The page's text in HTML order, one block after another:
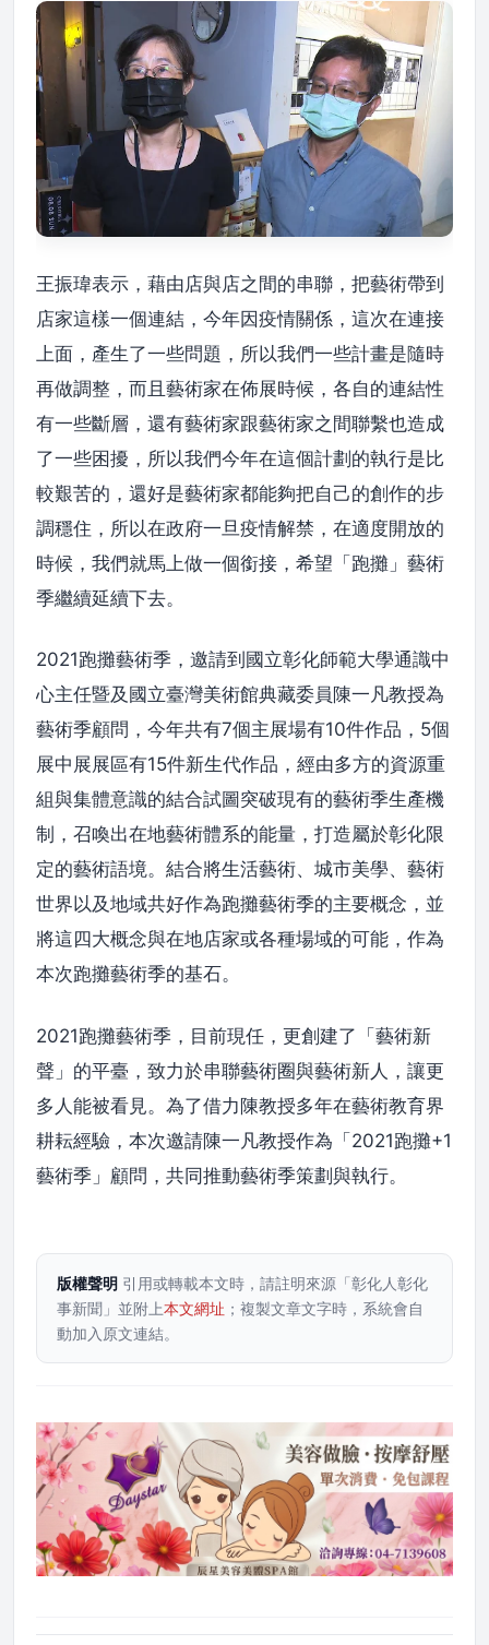
王振瑋表示，藉由店與店之間的串聯，把藝術帶到
店家這樣一個連結，今年因疫情關係，這次在連接
上面，產生了一些問題，所以我們一些計畫是隨時
再做調整，而且藝術家在佈展時候，各自的連結性
有一些斷層，還有藝術家跟藝術家之間聯繫也造成
了一些困擾，所以我們今年在這個計劃的執行是比
較艱苦的，還好是藝術家都能夠把自己的創作的步
調穩住，所以在政府一旦疫情解禁，在適度開放的
時候，我們就馬上做一個銜接，希望「跑攤」藝術
季繼續延續下去。
2021跑攤藝術季，邀請到國立彰化師範大學通識中
心主任暨及國立臺灣美術館典藏委員陳一凡教授為
藝術季顧問，今年共有7個主展場有10件作品，5個
展中展展區有15件新生代作品，經由多方的資源重
組與集體意識的結合試圖突破現有的藝術季生產機
制，召喚出在地藝術體系的能量，打造屬於彰化限
定的藝術語境。結合將生活藝術、城市美學、藝術
世界以及地域共好作為跑攤藝術季的主要概念，並
將這四大概念與在地店家或各種場域的可能，作為
本次跑攤藝術季的基石。
2021跑攤藝術季，目前現任，更創建了「藝術新
聲」的平臺，致力於串聯藝術圈與藝術新人，讓更
多人能被看見。為了借力陳教授多年在藝術教育界
耕耘經驗，本次邀請陳一凡教授作為「2021跑攤+1
藝術季」顧問，共同推動藝術季策劃與執行。
版權聲明 引用或轉載本文時，請註明來源「彰化人彰化
事新聞」並附上本文網址 ；複製文章文字時，系統會自
動加入原文連結。